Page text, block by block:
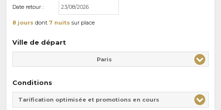
Date retour :
8 jours dont 7 nuits sur place
Ville de départ
Paris
Conditions
Tarification optimisée et promotions en cours